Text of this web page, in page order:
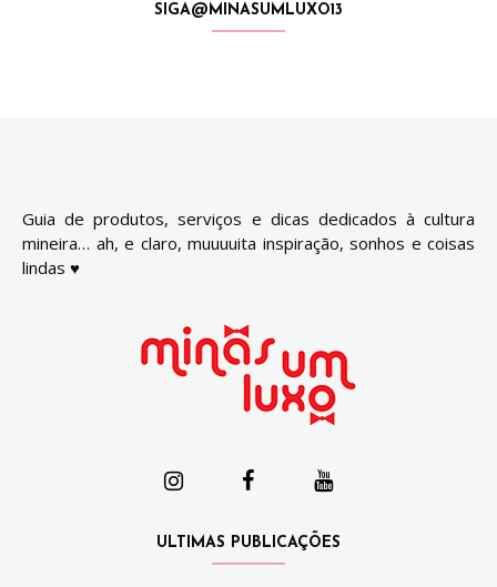
SIGA@MINASUMLUXO13
Guia de produtos, serviços e dicas dedicados à cultura
mineira… ah, e claro, muuuuita inspiração, sonhos e coisas
lindas ♥
ULTIMAS PUBLICAÇÕES